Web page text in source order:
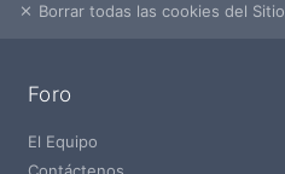
Borrar todas las cookies del Sitio
Foro
El Equipo